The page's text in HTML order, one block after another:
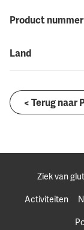
Product nummer
Land
< Terug naar
Ziek van
Activiteiten